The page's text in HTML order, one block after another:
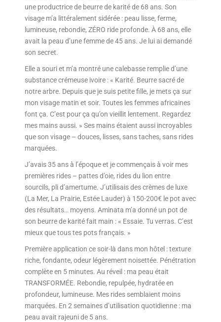
une productrice de beurre de karité de 68 ans. Son
visage m’a littéralement sidérée : peau lisse, ferme,
lumineuse, rebondie, ZÉRO ride profonde. À 68 ans, elle
avait la peau d’une femme de 45 ans. Je lui ai demandé
son secret.
Elle a souri et m’a montré une calebasse remplie d’une
substance crémeuse ivoire : « Karité. Beurre sacré de
notre arbre. Depuis que je suis petite fille, je mets ça sur
mon visage matin et soir. Toutes les femmes africaines
font ça. C’est pour ça qu’on vieillit lentement. Regardez
mes mains aussi. » Ses mains étaient aussi incroyables
que son visage – douces, lisses, sans taches, sans rides
marquées.
J’avais 35 ans à l’époque et je commençais à voir mes
premières rides – pattes d’oie, rides du lion entre
sourcils, pli d’amertume. J’utilisais des crèmes de luxe
(La Mer, La Prairie, Estée Lauder) à 150-200€ le pot avec
des résultats… moyens. Aminata m’a donné un pot de
son beurre de karité fait main : « Essaie. Tu verras. C’est
mieux que tous tes pots français. »
Première application ce soir-là dans mon hôtel : texture
riche, fondante, odeur légèrement noisettée. Pénétration
complète en 5 minutes. Au réveil : ma peau était
TRANSFORMÉE. Rebondie, repulpée, hydratée en
profondeur, lumineuse. Mes rides semblaient moins
marquées. En 2 semaines d’utilisation quotidienne : ma
peau avait rajeuni de 5 ans.